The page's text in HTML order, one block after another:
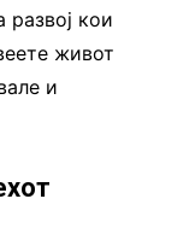
развој кои
живот
и